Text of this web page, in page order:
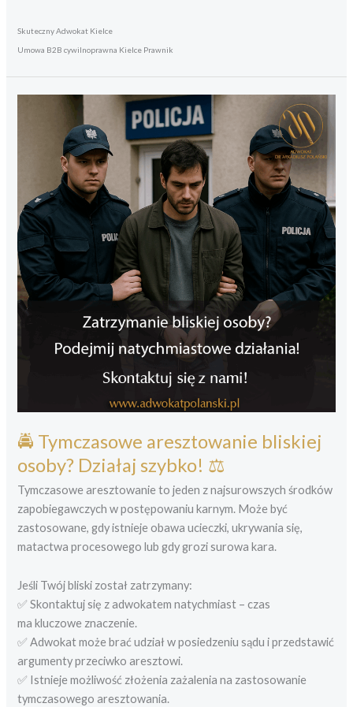
Skuteczny Adwokat Kielce
Umowa B2B cywilnoprawna Kielce Prawnik
🚔 Tymczasowe aresztowanie bliskiej
osoby? Działaj szybko! ⚖️
Tymczasowe aresztowanie to jeden z najsurowszych środków
zapobiegawczych w postępowaniu karnym. Może być
zastosowane, gdy istnieje obawa ucieczki, ukrywania się,
matactwa procesowego lub gdy grozi surowa kara.
Jeśli Twój bliski został zatrzymany:
✅ Skontaktuj się z adwokatem natychmiast – czas
ma kluczowe znaczenie.
✅ Adwokat może brać udział w posiedzeniu sądu i przedstawić
argumenty przeciwko aresztowi.
✅ Istnieje możliwość złożenia zażalenia na zastosowanie
tymczasowego aresztowania.